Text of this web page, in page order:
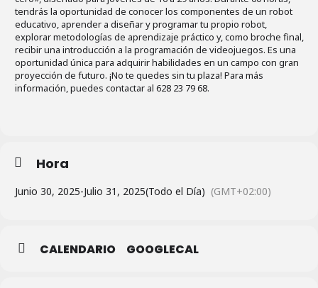
tendrás la oportunidad de conocer los componentes de un robot
educativo, aprender a diseñar y programar tu propio robot,
explorar metodologías de aprendizaje práctico y, como broche final,
recibir una introducción a la programación de videojuegos. Es una
oportunidad única para adquirir habilidades en un campo con gran
proyección de futuro. ¡No te quedes sin tu plaza! Para más
información, puedes contactar al 628 23 79 68.
Hora
Junio 30, 2025-Julio 31, 2025(Todo el Día) (GMT+02:00)
CALENDARIO GOOGLECAL